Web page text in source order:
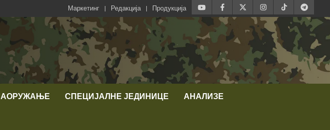
Маркетинг Редакција Продукција
СПЕЦИЈАЛНЕ ЈЕДИНИЦЕ АНАЛИЗЕ